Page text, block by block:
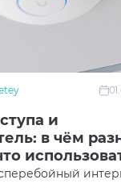
PoE in
и
в чём